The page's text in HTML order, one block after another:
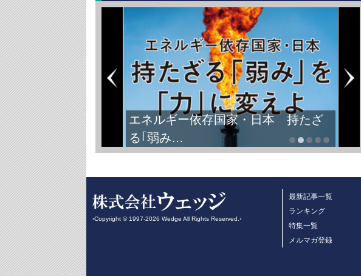
FIFAワールドカップ2026
‹Copyright © 1997-2026 Wedge All Rights Reserved.›
最新記事一覧
ランキング
特集一覧
メルマガ登録